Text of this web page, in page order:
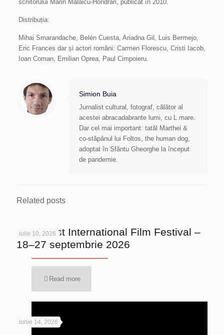
scriitorului Marin Mălaicu-Hondrari, publicat în 2010.
Distribuția:
Mihai Smarandache, Belén Cuesta, Ariadna Gil, Luis Bermejo,
Eric Frances dar și actori români: Carmen Florescu, Cristi Iacob,
Ioan Coman, Emilian Oprea, Paul Cimpoieru.
Simion Buia
Jurnalist cultural, fotograf, călător al
acestei abracadabrante lumi, cu L mare.
Dar cel mai important: tatăl Marthei &
co-stăpânul lui Foltos, the human dog,
adoptat în Sfântu Gheorghe la început
de pandemie.
Related posts
iulie 10, 2026
Bucharest International Film Festival –
18–27 septembrie 2026
Read more
iunie 14, 2026